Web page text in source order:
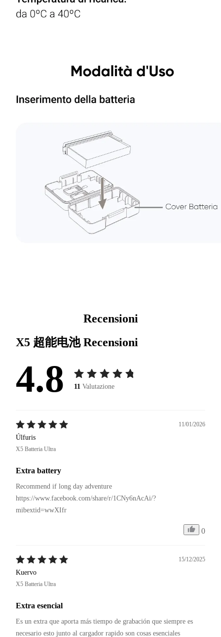
Recensioni
X5 超能电池Recensioni
4.8 11 Valutazione
11/01/2026
Úlfuris
X5 Batteria Ultra
Extra battery
Recommend if long day adventure
https://www.facebook.com/share/r/1CNy6nAcAi/?
mibextid=wwXIfr
0
15/12/2025
Kuervo
X5 Batteria Ultra
Extra esencial
Es un extra que aporta más tiempo de grabación que siempre es
necesario esto junto al cargador rapido son cosas esenciales